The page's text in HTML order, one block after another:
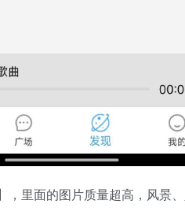
，里面的图片质量超高，风